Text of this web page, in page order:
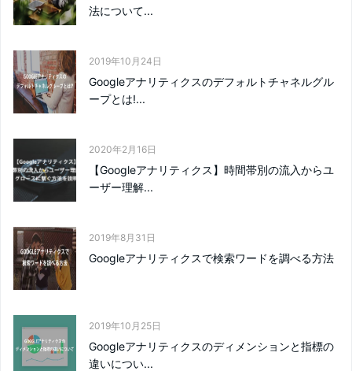
法について...
2019年10月24日
Googleアナリティクスのデフォルトチャネルグル
ープとは!...
2020年2月16日
【Googleアナリティクス】時間帯別の流入からユ
ーザー理解...
2019年8月31日
Googleアナリティクスで検索ワードを調べる方法
2019年10月25日
Googleアナリティクスのディメンションと指標の
違いについ...